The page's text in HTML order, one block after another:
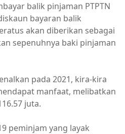
balik pinjaman PTPTN
bayaran balik
akan diberikan sebagai
sepenuhnya baki pinjaman
pada 2021, kira-kira
manfaat, melibatkan
juta.
peminjam yang layak